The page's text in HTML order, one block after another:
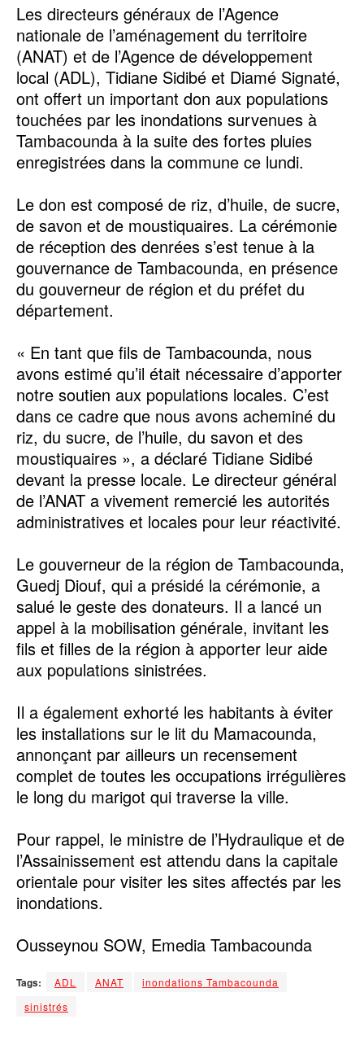
Les directeurs généraux de l’Agence
nationale de l’aménagement du territoire
(ANAT) et de l’Agence de développement
local (ADL), Tidiane Sidibé et Diamé Signaté,
ont offert un important don aux populations
touchées par les inondations survenues à
Tambacounda à la suite des fortes pluies
enregistrées dans la commune ce lundi.
Le don est composé de riz, d’huile, de sucre,
de savon et de moustiquaires. La cérémonie
de réception des denrées s’est tenue à la
gouvernance de Tambacounda, en présence
du gouverneur de région et du préfet du
département.
« En tant que fils de Tambacounda, nous
avons estimé qu’il était nécessaire d’apporter
notre soutien aux populations locales. C’est
dans ce cadre que nous avons acheminé du
riz, du sucre, de l’huile, du savon et des
moustiquaires », a déclaré Tidiane Sidibé
devant la presse locale. Le directeur général
de l’ANAT a vivement remercié les autorités
administratives et locales pour leur réactivité.
Le gouverneur de la région de Tambacounda,
Guedj Diouf, qui a présidé la cérémonie, a
salué le geste des donateurs. Il a lancé un
appel à la mobilisation générale, invitant les
fils et filles de la région à apporter leur aide
aux populations sinistrées.
Il a également exhorté les habitants à éviter
les installations sur le lit du Mamacounda,
annonçant par ailleurs un recensement
complet de toutes les occupations irrégulières
le long du marigot qui traverse la ville.
Pour rappel, le ministre de l’Hydraulique et de
l’Assainissement est attendu dans la capitale
orientale pour visiter les sites affectés par les
inondations.
Ousseynou SOW, Emedia Tambacounda
Tags: ADL ANAT
inondations Tambacounda
sinistrés